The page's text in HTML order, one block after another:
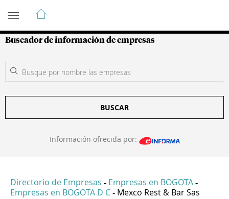
Guía de Empresas Colombianas
Buscador de información de empresas
BUSCAR
Información ofrecida por:
Directorio de Empresas - Empresas en BOGOTA -
Empresas en BOGOTA D C - Mexco Rest & Bar Sas